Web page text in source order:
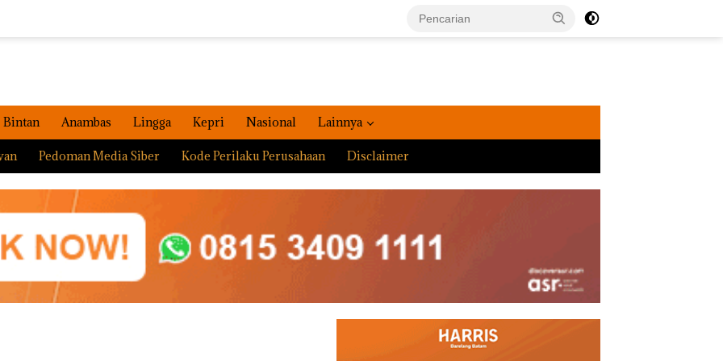
Bintan Anambas Lingga Kepri Nasional Lainnya
Pedoman Media Siber Kode Perilaku Perusahaan Disclaimer